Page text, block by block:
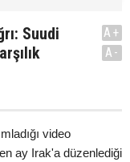
Suudi
A+
A-
video
ay Irak'a düzenlediği